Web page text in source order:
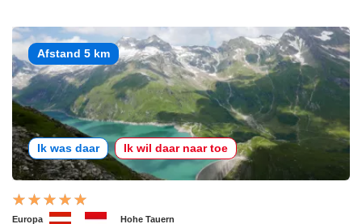
Afstand 5 km
Ik was daar Ik wil daar naar toe
Europa Hohe Tauern